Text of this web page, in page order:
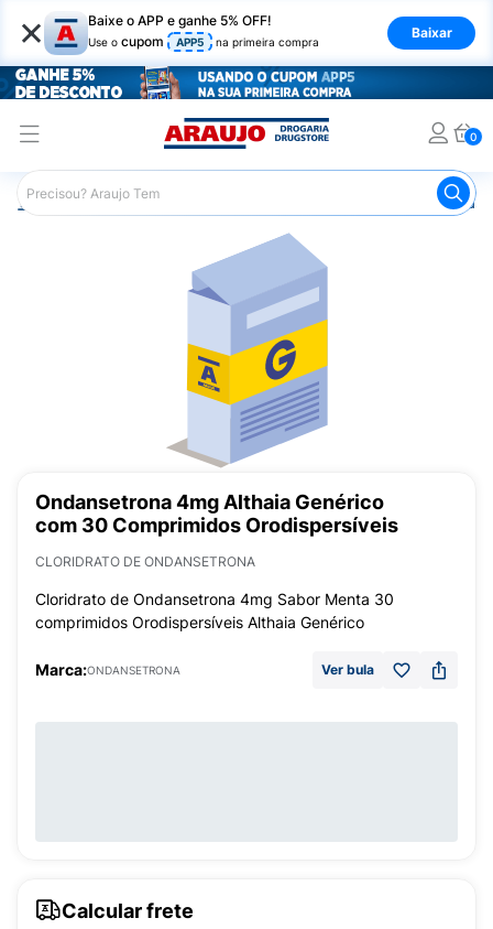
× Baixe o APP e ganhe 5% OFF!
Use o cupom APP5 na primeira compra
Baixar
0
Araujo Medicamentos Remédio para o Estômago e
Ondansetrona 4mg Althaia Genérico
com 30 Comprimidos Orodispersíveis
CLORIDRATO DE ONDANSETRONA
Cloridrato de Ondansetrona 4mg Sabor Menta 30
comprimidos Orodispersíveis Althaia Genérico
Marca:ONDANSETRONA Ver bula
Calcular frete